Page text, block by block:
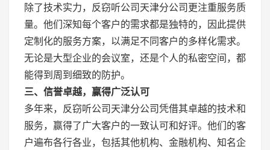
除了技术实力，反窃听公司天津分公司更注重服务质
量。他们深知每个客户的需求都是独特的，因此提供
定制化的服务方案，以满足不同客户的多样化需求。
无论是大型企业的会议室，还是个人的私密空间，都
能得到周到细致的防护。
三、信誉卓越，赢得广泛认可
多年来，反窃听公司天津分公司凭借其卓越的技术和
服务，赢得了广大客户的一致认可和好评。他们的客
户遍布各行各业，包括其他机构、金融机构、知名企